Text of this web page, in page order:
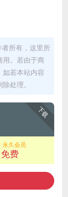
所有，这里所
用。若由于商
如若本站内容
处理。
下载
永久会员
免费